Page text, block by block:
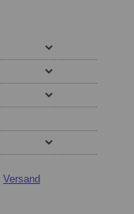
Versand